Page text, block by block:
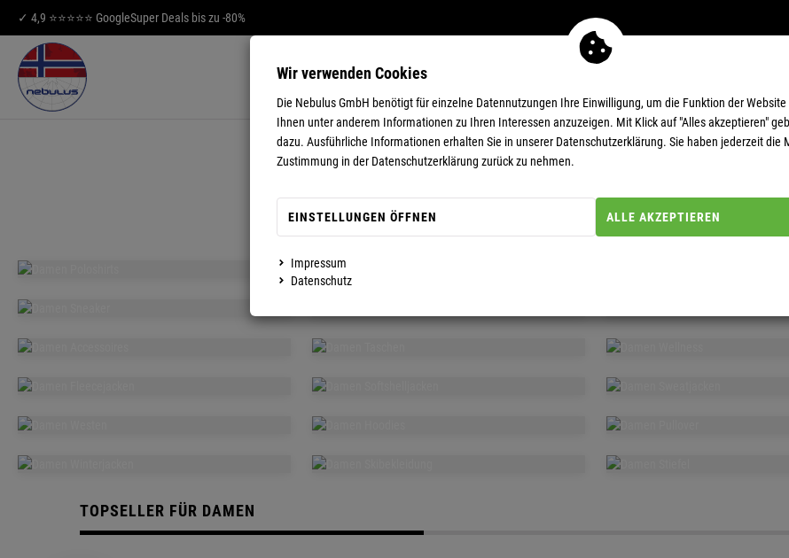
✓ 4,9 ⭐⭐⭐⭐⭐ GoogleSuper Deals bis zu -80%
HERREN DAMEN
DAMEN
T-SHIRTS
SOFTSHELLJACKEN
WINTERJACKEN SKIBEKLEIDUNG
TOPSELLER FÜR DAMEN
Wir verwenden Cookies
Die Nebulus GmbH benötigt für einzelne Datennutzungen Ihre Einwilligung, um die Funktion der
Ihnen unter anderem Informationen zu Ihren Interessen anzuzeigen. Mit Klick auf "Alles akzeptieren"
dazu. Ausführliche Informationen erhalten Sie in unserer Datenschutzerklärung. Sie haben jederzeit die
Zustimmung in der Datenschutzerklärung zurück zu nehmen.
EINSTELLUNGEN ÖFFNEN ALLE AKZEPTIEREN
Impressum
Datenschutz